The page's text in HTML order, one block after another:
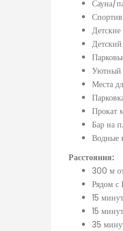
Сауна/
Уютный
Места
Прокат
Бар на
Водные
Расстояния:
300 м
Рядом с
15
15
35